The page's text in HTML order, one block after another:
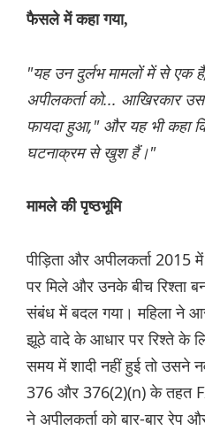
फैसले में कहा गया,
"यह उन दुर्लभ मामलों में से एक
अपीलकर्ता को... आखिरकार
फायदा हुआ," और यह भी कहा कि
घटनाक्रम से खुश हैं।"
मामले की पृष्ठभूमि
पीड़िता और अपीलकर्ता 2015
पर मिले और उनके बीच रिश्ता
संबंध में बदल गया। महिला ने
झूठे वादे के आधार पर रिश्ते के
समय में शादी नहीं हुई तो उसने
376 और 376(2)(n) के तहत
ने अपीलकर्ता को बार-बार रेप